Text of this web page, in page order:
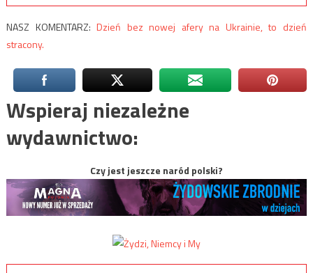
NASZ KOMENTARZ:Dzień bez nowej afery na Ukrainie, to dzień
stracony.
Wspieraj niezależne
wydawnictwo:
Czy jest jeszcze naród polski?